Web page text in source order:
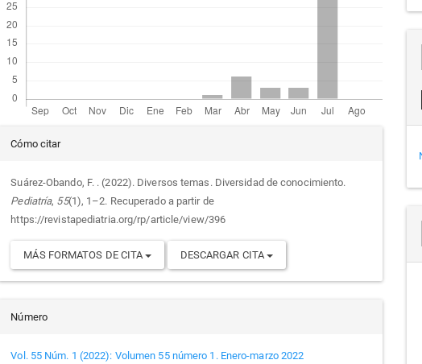
Detalles
del
artículo
Cómo citar
Suárez-Obando, F. . (2022). Diversos temas. Diversidad de conocimiento.
Pediatría, 55(1), 1–2. Recuperado a partir de
https://revistapediatria.org/rp/article/view/396
MÁS FORMATOS DE CITA DESCARGAR CITA
Número
Vol. 55 Núm. 1 (2022): Volumen 55 número 1. Enero-marzo 2022